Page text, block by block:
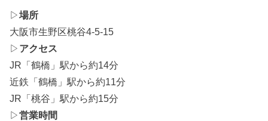
▷場所
大阪市生野区桃谷4-5-15
▷ アクセス
JR「鶴橋」駅から約14分
近鉄「鶴橋」駅から約11分
JR「桃谷」駅から約15分
▷営業時間